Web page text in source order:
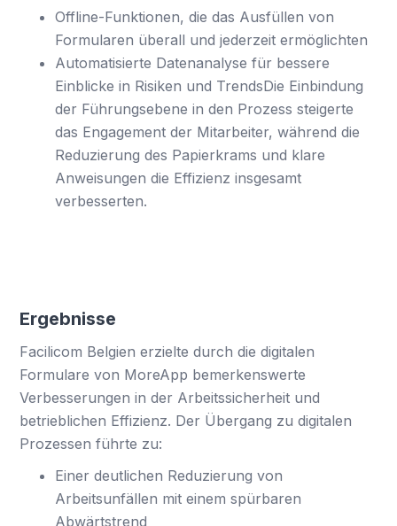
Offline-Funktionen, die das Ausfüllen von
Formularen überall und jederzeit ermöglichten
Automatisierte Datenanalyse für bessere
Einblicke in Risiken und TrendsDie Einbindung
der Führungsebene in den Prozess steigerte
das Engagement der Mitarbeiter, während die
Reduzierung des Papierkrams und klare
Anweisungen die Effizienz insgesamt
verbesserten.
Ergebnisse
Facilicom Belgien erzielte durch die digitalen
Formulare von MoreApp bemerkenswerte
Verbesserungen in der Arbeitssicherheit und
betrieblichen Effizienz. Der Übergang zu digitalen
Prozessen führte zu:
Einer deutlichen Reduzierung von
Arbeitsunfällen mit einem spürbaren
Abwärtstrend